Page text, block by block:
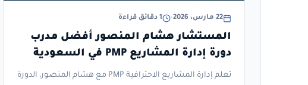
22 مارس، 2026 • 1 دقائق قراءة
المستشار هشام المنصور أفضل مدرب
دورة إدارة المشاريع PMP في السعودية
تعلم إدارة المشاريع الاحترافية PMP مع هشام المنصور، الدورة